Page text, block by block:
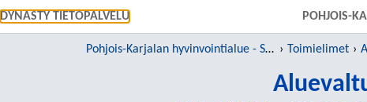
DYNASTY TIETOPALVELU SIIRRY SUORAAN
POHJOIS-
Pohjois-Karjalan hyvinvointialue - Siun sote Toimielimet